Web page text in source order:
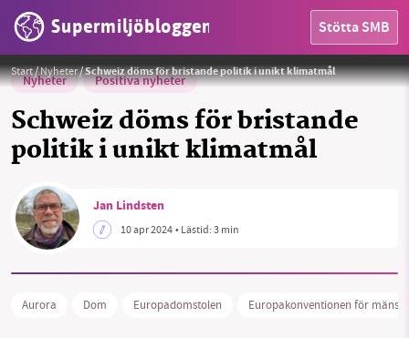
Supermiljöbloggen Stötta SMB
OMRÅDEN
MILJÖFAKTA
Start/Nyheter/Schweiz döms för bristande politik i unikt klimatmål
Nyheter Positiva nyheter
Schweiz döms för bristande
politik i unikt klimatmål
Foto:Pexels
Jan Lindsten
10 apr 2024• Lästid:3 min
Aurora Dom Europadomstolen Europakonventionen för